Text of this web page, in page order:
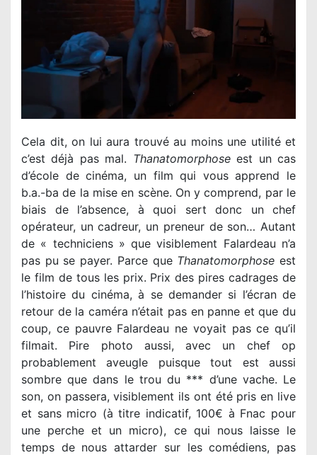
Cela dit, on lui aura trouvé au moins une utilité et
c’est déjà pas mal. Thanatomorphoseest un cas
d’école de cinéma, un film qui vous apprend le
b.a.-ba de la mise en scène. On y comprend, par le
biais de l’absence, à quoi sert donc un chef
opérateur, un cadreur, un preneur de son… Autant
de « techniciens » que visiblement Falardeau n’a
pas pu se payer. Parce que Thanatomorphose est
le film de tous les prix. Prix des pires cadrages de
l’histoire du cinéma, à se demander si l’écran de
retour de la caméra n’était pas en panne et que du
coup, ce pauvre Falardeau ne voyait pas ce qu’il
filmait. Pire photo aussi, avec un chef op
probablement aveugle puisque tout est aussi
sombre que dans le trou du *** d’une vache. Le
son, on passera, visiblement ils ont été pris en live
et sans micro (à titre indicatif, 100€ à Fnac pour
une perche et un micro), ce qui nous laisse le
temps de nous attarder sur les comédiens, pas